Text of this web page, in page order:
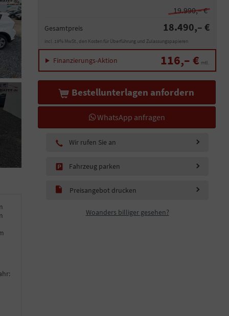
19.990,– €
Gesamtpreis 18.490,– €
incl. 19% MwSt., den Kosten für Überführung und Zulassungspapieren
116,– € mtl.
Finanzierungs-Aktion
WhatsApp anfragen
Bestellunterlagen anfordern
Wir rufen Sie an
Fahrzeug parken
Preisangebot drucken
Woanders billiger gesehen?